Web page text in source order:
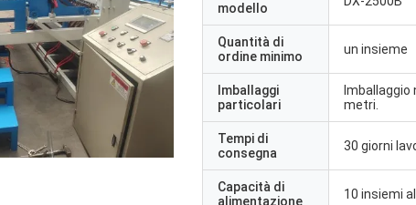
modello
Quantità di
ordine minimo
un insieme
Imballaggi
particolari
Imballaggio
metri.
Tempi di
consegna
30 giorni
Capacità di
alimentazione
10 insiemi